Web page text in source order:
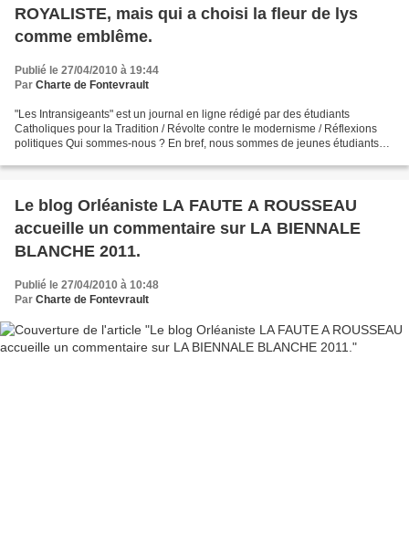
ROYALISTE, mais qui a choisi la fleur de lys
comme emblême.
Publié le 27/04/2010 à 19:44
Par Charte de Fontevrault
"Les Intransigeants" est un journal en ligne rédigé par des étudiants
Catholiques pour la Tradition / Révolte contre le modernisme / Réflexions
politiques Qui sommes-nous ? En bref, nous sommes de jeunes étudiants
Le blog Orléaniste LA FAUTE A ROUSSEAU
accueille un commentaire sur LA BIENNALE
BLANCHE 2011.
Publié le 27/04/2010 à 10:48
Par Charte de Fontevrault